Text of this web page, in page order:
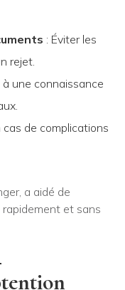
: Éviter les
rejet.
à une connaissance
cas de complications
a aidé de
et sans